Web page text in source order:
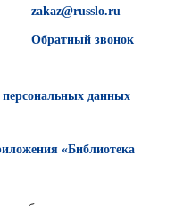
zakaz@russlo.ru
Обратный звонок
данных
«Библиотека